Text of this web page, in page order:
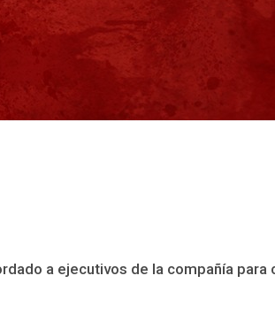
a ejecutivos de la compañía para